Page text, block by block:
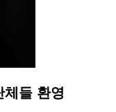
들 환영